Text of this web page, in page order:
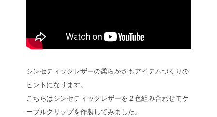
シンセティックレザーの柔らかさもアイテムづくりの
ヒントになります。
こちらはシンセティックレザーを２色組み合わせてケ
ーブルクリップを作製してみました。